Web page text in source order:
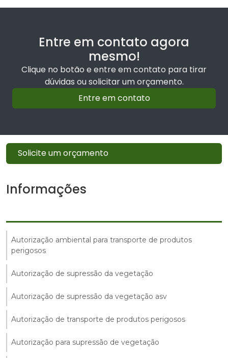
Entre em contato agora
mesmo!
Clique no botão e entre em contato para tirar
dúvidas ou solicitar um orçamento.
Entre em contato
Solicite um orçamento
Informações
Autorização ambiental para transporte de produtos
perigosos
Autorização de supressão da vegetação
Autorização de supressão da vegetação asv
Autorização de transporte de produtos perigosos
Autorização para supressão de vegetação